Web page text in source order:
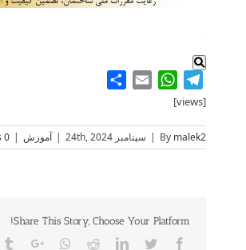
.
Telegram
WhatsApp
Email
[views]
By malek2
| سپتامبر 24th, 2024 | آموزش |
0 Comments
Share This Story, Choose Your Platform!
Facebook
Twitter
LinkedIn
Reddit
Whatsapp
Google+